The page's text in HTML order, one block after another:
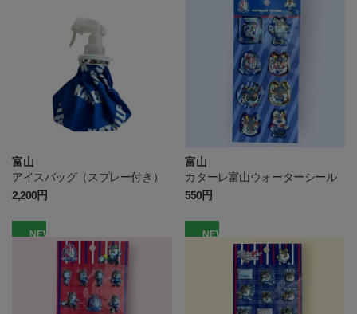
富山
アイスバッグ（スプレー付き）
2,200円
富山
カターレ富山ウォーターシール
550円
NEW NEW